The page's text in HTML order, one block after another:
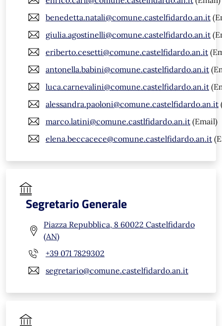
benedetta.natali@comune.castelfidardo.an.it
giulia.agostinelli@comune.castelfidardo.an.it
eriberto.cesetti@comune.castelfidardo.an.it
antonella.babini@comune.castelfidardo.an.it
luca.carnevalini@comune.castelfidardo.an.it
alessandra.paoloni@comune.castelfidardo.an.it
marco.latini@comune.castlfidardo.an.it (Email)
elena.beccacece@comune.castelfidardo.an.it
Segretario Generale
Piazza Repubblica, 8 60022 Castelfidardo
(AN)
+39 071 7829302
segretario@comune.castelfidardo.an.it